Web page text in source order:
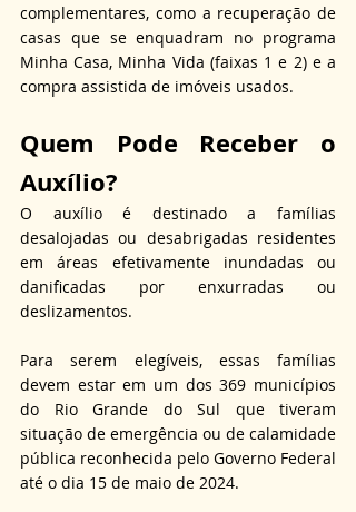
complementares, como a recuperação de
casas que se enquadram no programa
Minha Casa, Minha Vida (faixas 1 e 2) e a
compra assistida de imóveis usados.
Quem Pode Receber o
Auxílio?
O auxílio é destinado a famílias
desalojadas ou desabrigadas residentes
em áreas efetivamente inundadas ou
danificadas por enxurradas ou
deslizamentos.
Para serem elegíveis, essas famílias
devem estar em um dos 369 municípios
do Rio Grande do Sul que tiveram
situação de emergência ou de calamidade
pública reconhecida pelo Governo Federal
até o dia 15 de maio de 2024.